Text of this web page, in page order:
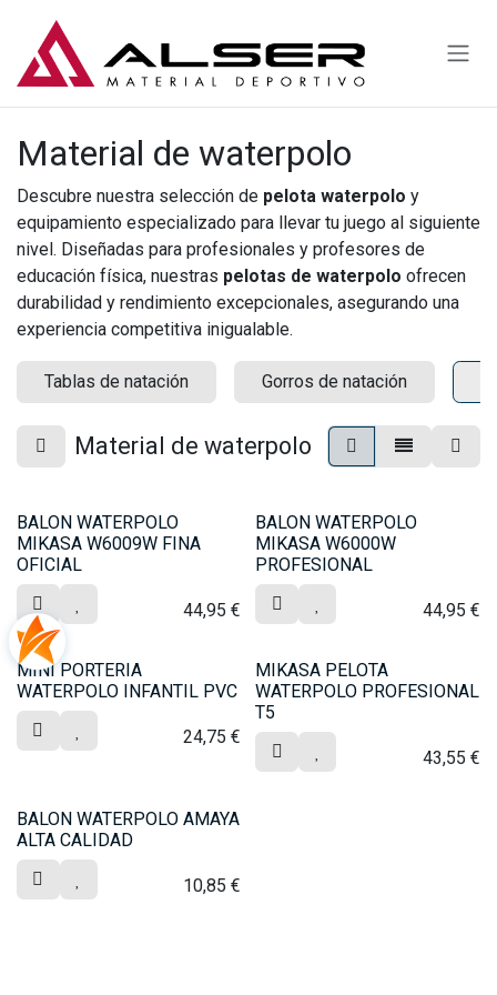
Material de waterpolo
Descubre nuestra selección de pelota waterpolo y
equipamiento especializado para llevar tu juego al siguiente
nivel. Diseñadas para profesionales y profesores de
educación física, nuestras pelotas de waterpolo ofrecen
durabilidad y rendimiento excepcionales, asegurando una
experiencia competitiva inigualable.
Tablas de natación Gorros de natación
Material de waterpolo
BALON WATERPOLO
MIKASA W6009W FINA
OFICIAL
44,95 €
BALON WATERPOLO
MIKASA W6000W
PROFESIONAL
44,95 €
MINI PORTERIA
WATERPOLO INFANTIL PVC
24,75 €
MIKASA PELOTA
WATERPOLO PROFESIONAL
T5
43,55 €
BALON WATERPOLO AMAYA
ALTA CALIDAD
10,85 €